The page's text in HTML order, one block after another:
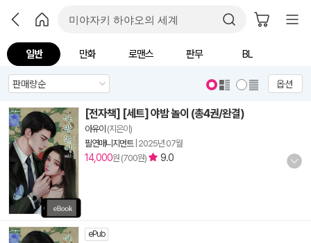
일반 만화 로맨스 판무 BL
옵션
[전자책] [세트] 야밤 놀이 (총4권/완결)
아유이 (지은이)
필연매니지먼트| 2025년 07월
14,000원 (700원) 9.0
ePub